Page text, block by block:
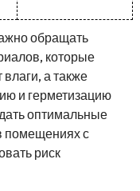
обращать
которые
а также
и герметизацию
оптимальные
помещениях с
риск